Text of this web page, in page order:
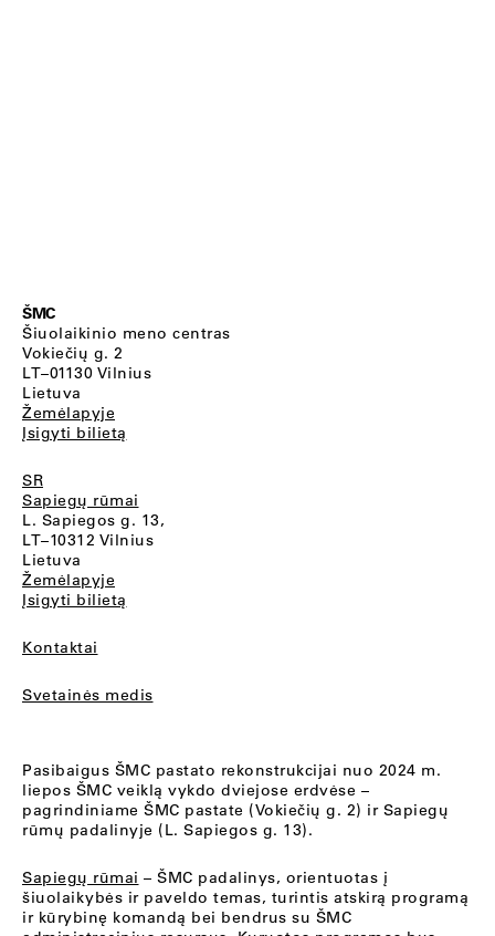
ŠMC
Šiuolaikinio meno centras
Vokiečių g. 2
LT–01130 Vilnius
Lietuva
Žemėlapyje
Įsigyti bilietą
SR
Sapiegų rūmai
L. Sapiegos g. 13,
LT–10312 Vilnius
Lietuva
Žemėlapyje
Įsigyti bilietą
Kontaktai
Svetainės medis
Pasibaigus ŠMC pastato rekonstrukcijai nuo 2024 m.
liepos ŠMC veiklą vykdo dviejose erdvėse –
pagrindiniame ŠMC pastate (Vokiečių g. 2) ir Sapiegų
rūmų padalinyje (L. Sapiegos g. 13).
Sapiegų rūmai – ŠMC padalinys, orientuotas į
šiuolaikybės ir paveldo temas, turintis atskirą programą
ir kūrybinę komandą bei bendrus su ŠMC